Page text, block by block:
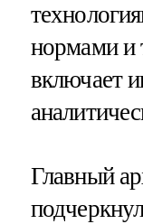
нормами и
включает
Главный